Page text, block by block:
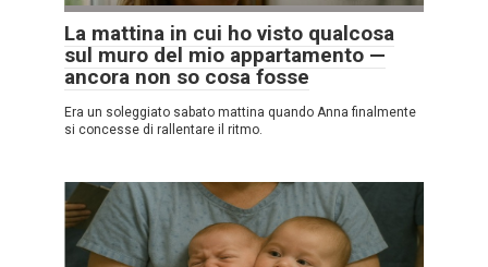
La mattina in cui ho visto qualcosa
sul muro del mio appartamento —
ancora non so cosa fosse
Era un soleggiato sabato mattina quando Anna finalmente
si concesse di rallentare il ritmo.